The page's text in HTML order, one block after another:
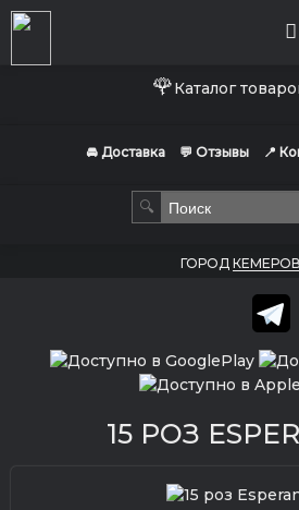
🌹Каталог
🚘 Доставка 💬 Отзывы 📍
🔍
ГОРОД
15 РОЗ